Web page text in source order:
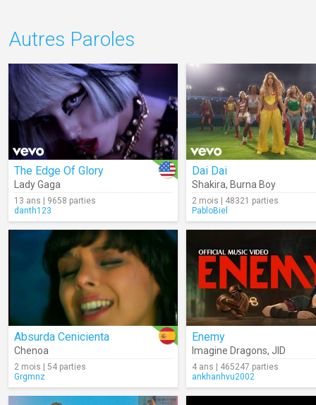
Autres Paroles
The Edge Of Glory
Lady Gaga
13 ans | 9658 parties
danth123
Dai Dai
Shakira, Burna Boy
2 mois | 48321 parties
PabloBiel
Absurda Cenicienta
Chenoa
2 mois | 54 parties
Grgmnz
Enemy
Imagine Dragons, JID
4 ans | 465247 parties
ankhanhvu2002